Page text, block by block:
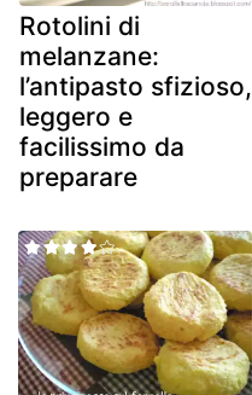
Rotolini di
melanzane:
l’antipasto sfizioso,
leggero e
facilissimo da
preparare